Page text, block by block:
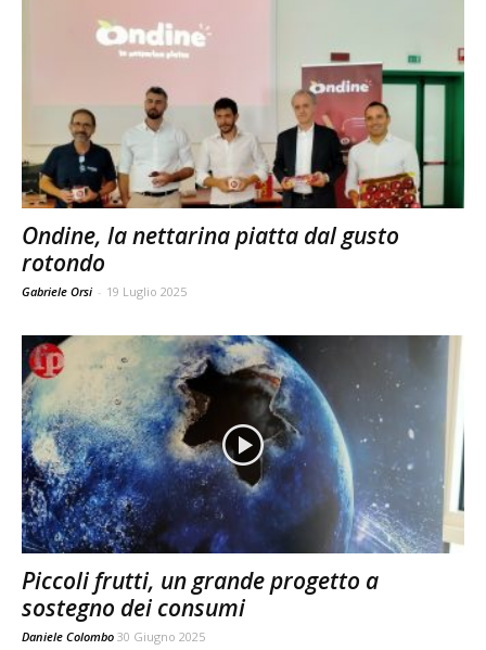
Ondine, la nettarina piatta dal gusto
rotondo
Gabriele Orsi - 19 Luglio 2025
Piccoli frutti, un grande progetto a
sostegno dei consumi
Daniele Colombo 30 Giugno 2025